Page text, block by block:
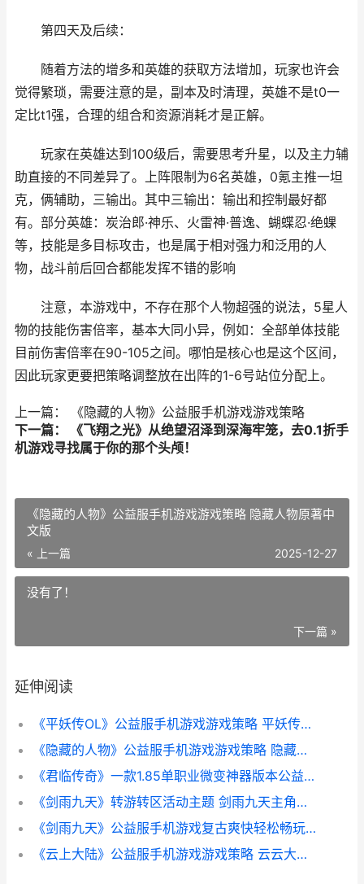
第四天及后续：
随着方法的增多和英雄的获取方法增加，玩家也许会
觉得繁琐，需要注意的是，副本及时清理，英雄不是t0一
定比t1强，合理的组合和资源消耗才是正解。
玩家在英雄达到100级后，需要思考升星，以及主力辅
助直接的不同差异了。上阵限制为6名英雄，0氪主推一坦
克，俩辅助，三输出。其中三输出：输出和控制最好都
有。部分英雄：炭治郎·神乐、火雷神·普逸、蝴蝶忍·绝蜾
等，技能是多目标攻击，也是属于相对强力和泛用的人
物，战斗前后回合都能发挥不错的影响
注意，本游戏中，不存在那个人物超强的说法，5星人
物的技能伤害倍率，基本大同小异，例如：全部单体技能
目前伤害倍率在90-105之间。哪怕是核心也是这个区间，
因此玩家更要把策略调整放在出阵的1-6号站位分配上。
上一篇： 《隐藏的人物》公益服手机游戏游戏策略
下一篇： 《飞翔之光》从绝望沼泽到深海牢笼，去0.1折手
机游戏寻找属于你的那个头颅！
《隐藏的人物》公益服手机游戏游戏策略 隐藏人物原著中
文版
« 上一篇 2025-12-27
没有了！
下一篇 »
延伸阅读
《平妖传OL》公益服手机游戏游戏策略 平妖传游戏隐藏人物
《隐藏的人物》公益服手机游戏游戏策略 隐藏人物原著中文版
《君临传奇》一款1.85单职业微变神器版本公益服手机游戏 君临传奇吧
《剑雨九天》转游转区活动主题 剑雨九天主角升红
《剑雨九天》公益服手机游戏复古爽快轻松畅玩称霸全服 剑雨九天等级划分
《云上大陆》公益服手机游戏游戏策略 云云大陆广阔无边,在这片土地上,曾经行走着各类种族